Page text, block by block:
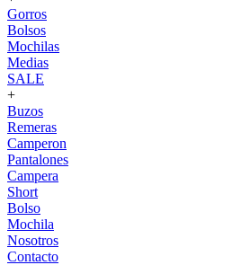
Gorros
Bolsos
Mochilas
Medias
SALE
+
Buzos
Remeras
Camperon
Pantalones
Campera
Short
Bolso
Mochila
Nosotros
Contacto